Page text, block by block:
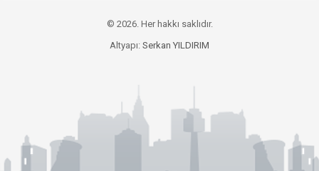
© 2026. Her hakkı saklıdır.
Altyapı: Serkan YILDIRIM